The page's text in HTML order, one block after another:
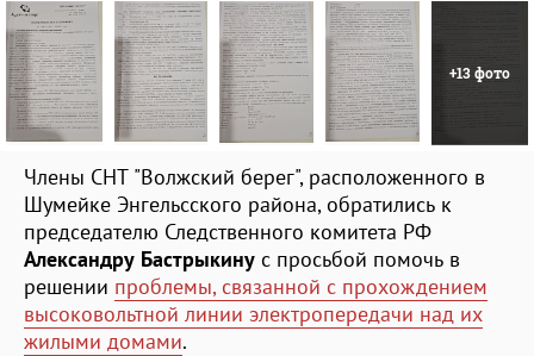
+13 фото
Члены СНТ "Волжский берег", расположенного в
Шумейке Энгельсского района, обратились к
председателю Следственного комитета РФ
Александру Бастрыкину с просьбой помочь в
решении проблемы, связанной с прохождением
высоковольтной линии электропередачи над их
жилыми домами.